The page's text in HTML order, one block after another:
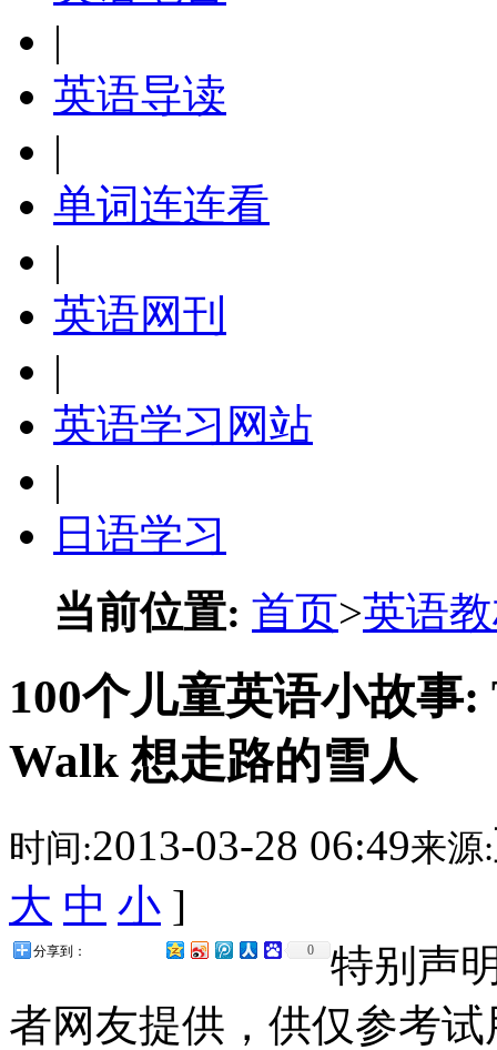
|
英语导读
|
单词连连看
|
英语网刊
|
英语学习网站
|
日语学习
当前位置: 首页>英语
100个儿童英语小故事:
Walk 想走路的雪人
时间:2013-03-28 06:49来源:
大 中 小 ]
分享到： 0
特别声
者网友提供，供仅参考